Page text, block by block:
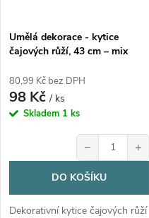
Umělá dekorace - kytice
čajových růží, 43 cm – mix
80,99 Kč bez DPH
98 Kč/ ks
Skladem 1 ks
− +
DO KOŠÍKU
Dekorativní kytice čajových růží